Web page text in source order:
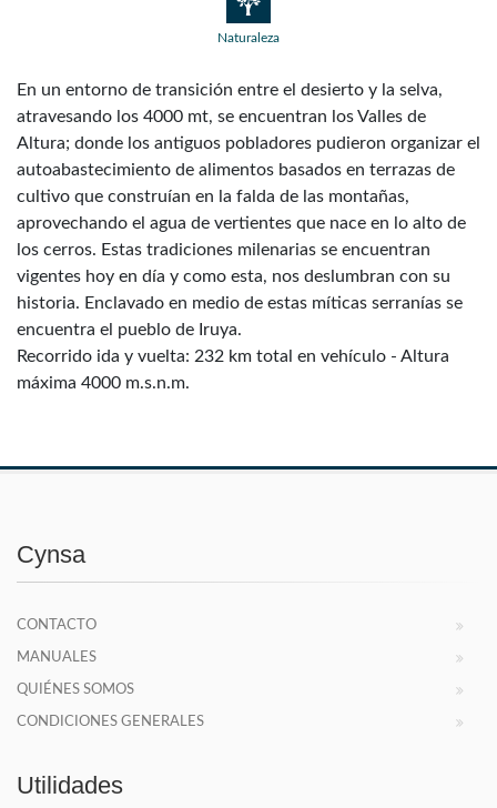
Naturaleza
En un entorno de transición entre el desierto y la selva,
atravesando los 4000 mt, se encuentran los Valles de
Altura; donde los antiguos pobladores pudieron organizar el
autoabastecimiento de alimentos basados en terrazas de
cultivo que construían en la falda de las montañas,
aprovechando el agua de vertientes que nace en lo alto de
los cerros. Estas tradiciones milenarias se encuentran
vigentes hoy en día y como esta, nos deslumbran con su
historia. Enclavado en medio de estas míticas serranías se
encuentra el pueblo de Iruya.
Recorrido ida y vuelta: 232 km total en vehículo - Altura
máxima 4000 m.s.n.m.
Cynsa
CONTACTO
MANUALES
QUIÉNES SOMOS
CONDICIONES GENERALES
Utilidades